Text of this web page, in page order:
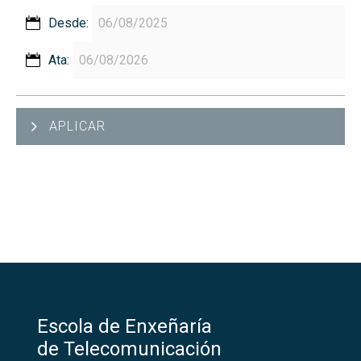
Desde:
Ata:
APLICAR
Escola de Enxeñaría
de Telecomunicación